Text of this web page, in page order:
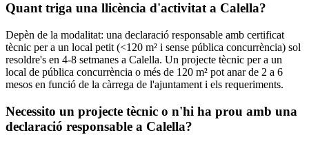
Quant triga una llicència d'activitat a Calella?
Depèn de la modalitat: una declaració responsable amb certificat
tècnic per a un local petit (<120 m² i sense pública concurrència) sol
resoldre's en 4-8 setmanes a Calella. Un projecte tècnic per a un
local de pública concurrència o més de 120 m² pot anar de 2 a 6
mesos en funció de la càrrega de l'ajuntament i els requeriments.
Necessito un projecte tècnic o n'hi ha prou amb una
declaració responsable a Calella?